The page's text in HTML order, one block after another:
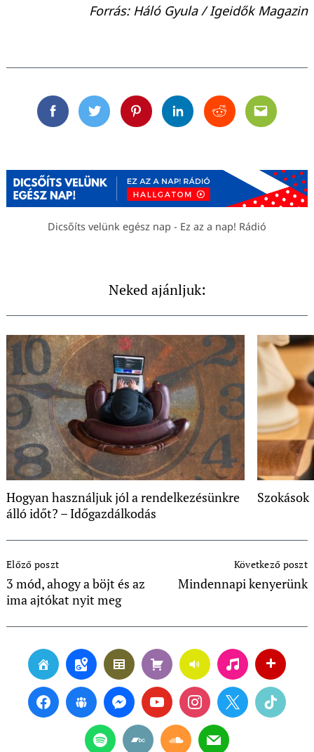
Forrás: Háló Gyula / Igeidők Magazin
FacebookTwitterPinterestLinkedinRedditEmail
Dicsőíts velünk egész nap - Ez az a nap! Rádió
Neked ajánljuk:
Hogyan használjuk jól a rendelkezésünkre
álló időt? – Időgazdálkodás
Szokások
Navigation
Előző poszt
3 mód, ahogy a böjt és az
ima ajtókat nyit meg
Következő poszt
Mindennapi kenyerünk